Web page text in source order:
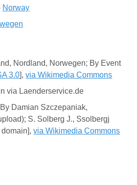
Norway
Nordland, Norwegen; By Event
3.0 ],via Wikimedia Commons
via Laenderservice.de
Damian Szczepaniak,
S. Solberg J., Ssolbergj
domain],via Wikimedia Commons